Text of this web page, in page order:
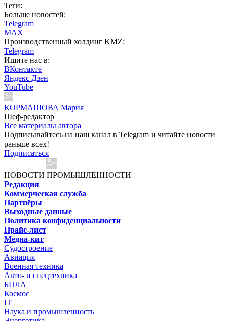
Теги:
Больше новостей:
Telegram
MAX
Производственный холдинг KMZ:
Telegram
Ищите нас в:
ВКонтакте
Яндекс Дзен
YouTube
КОРМАШОВА Мария
Шеф-редактор
Все материалы автора
Подписывайтесь на наш канал в Telegram и читайте новости
раньше всех!
Подписаться
НОВОСТИ ПРОМЫШЛЕННОСТИ
Редакция
Коммерческая служба
Партнёры
Выходные данные
Политика конфиденциальности
Прайс-лист
Медиа-кит
Судостроение
Авиация
Военная техника
Авто- и спецтехника
БПЛА
Космос
IT
Наука и промышленность